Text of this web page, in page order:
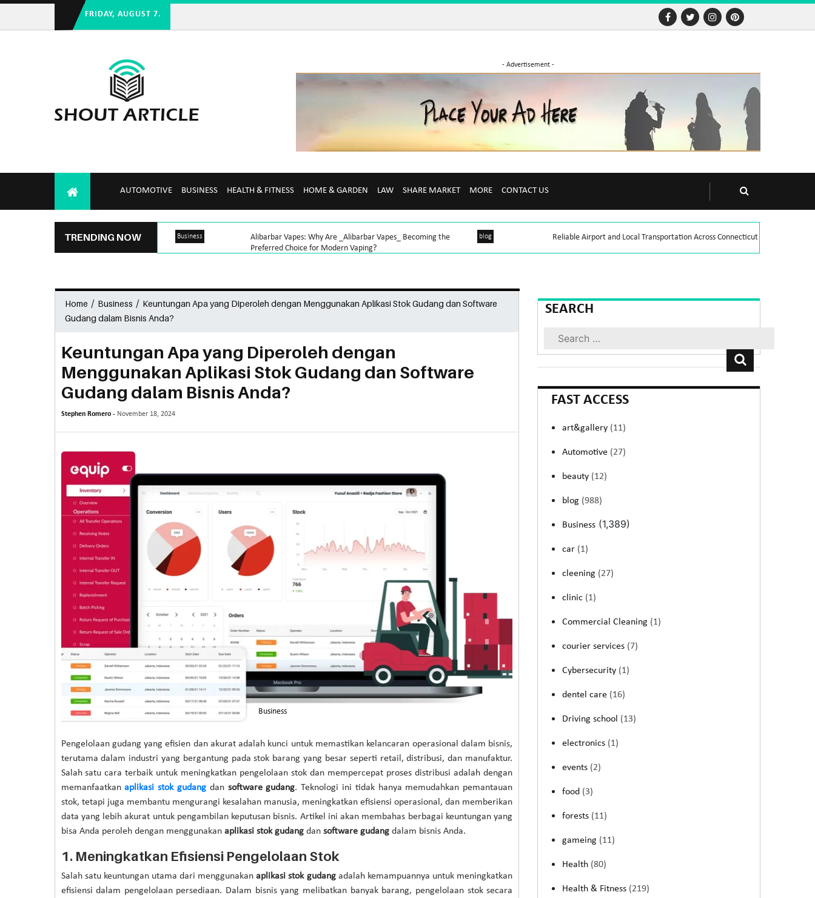
FRIDAY, AUGUST 7.
- Advertisement -
AUTOMOTIVE BUSINESS HEALTH & FITNESS HOME & GARDEN LAW SHARE MARKET MORE CONTACT US
TRENDING NOW Business
Alibarbar Vapes: Why Are _Alibarbar Vapes_ Becoming the
Preferred Choice for Modern Vaping?
blog Reliable Airport and Local Transportation Across Connecticut
Home / Business / Keuntungan Apa yang Diperoleh dengan Menggunakan Aplikasi Stok Gudang dan Software
Gudang dalam Bisnis Anda?
Keuntungan Apa yang Diperoleh dengan
Menggunakan Aplikasi Stok Gudang dan Software
Gudang dalam Bisnis Anda?
Stephen Romero - November 18, 2024
Business
Pengelolaan gudang yang efisien dan akurat adalah kunci untuk memastikan kelancaran operasional dalam bisnis,
terutama dalam industri yang bergantung pada stok barang yang besar seperti retail, distribusi, dan manufaktur.
Salah satu cara terbaik untuk meningkatkan pengelolaan stok dan mempercepat proses distribusi adalah dengan
memanfaatkanaplikasi stok gudangdan software gudang. Teknologi ini tidak hanya memudahkan pemantauan
stok, tetapi juga membantu mengurangi kesalahan manusia, meningkatkan efisiensi operasional, dan memberikan
data yang lebih akurat untuk pengambilan keputusan bisnis. Artikel ini akan membahas berbagai keuntungan yang
bisa Anda peroleh dengan menggunakan aplikasi stok gudangdan software gudangdalam bisnis Anda.
1. Meningkatkan Efisiensi Pengelolaan Stok
Salah satu keuntungan utama dari menggunakanaplikasi stok gudangadalah kemampuannya untuk meningkatkan
efisiensi dalam pengelolaan persediaan. Dalam bisnis yang melibatkan banyak barang, pengelolaan stok secara
SEARCH
Search
FAST ACCESS
art&gallery (11)
Automotive (27)
beauty (12)
blog (988)
Business (1,389)
car (1)
cleening (27)
clinic (1)
Commercial Cleaning (1)
courier services (7)
Cybersecurity (1)
dentel care (16)
Driving school (13)
electronics (1)
events (2)
food (3)
forests (11)
gameing (11)
Health (80)
Health & Fitness (219)